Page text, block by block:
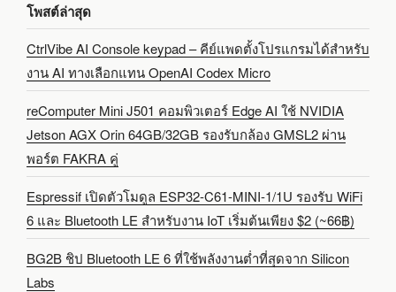
โพสต์ล่าสุด
CtrlVibe AI Console keypad – คีย์แพดตั้งโปรแกรมได้สำหรับ
งาน AI ทางเลือกแทน OpenAI Codex Micro
reComputer Mini J501 คอมพิวเตอร์ Edge AI ใช้ NVIDIA
Jetson AGX Orin 64GB/32GB รองรับกล้อง GMSL2 ผ่าน
พอร์ต FAKRA คู่
Espressif เปิดตัวโมดูล ESP32-C61-MINI-1/1U รองรับ WiFi
6 และ Bluetooth LE สำหรับงาน IoT เริ่มต้นเพียง $2 (~66฿)
BG2B ชิป Bluetooth LE 6 ที่ใช้พลังงานต่ำที่สุดจาก Silicon
Labs